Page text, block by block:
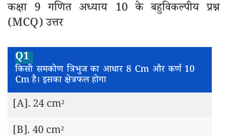
कक्षा 9 गणित अध्याय 10 के बहुविकल्पीय प्रश्न
(MCQ) उत्तर
Q1
किसी समकोण त्रिभुज का आधार 8 Cm और कर्ण 10
Cm है। इसका क्षेत्रफल होगा
[A]. 24 cm²
[B].40 cm²